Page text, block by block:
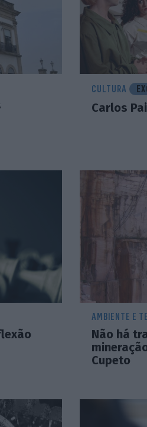
CULTURA
Carlos
AMBIENTE E
Não há
Cupeto